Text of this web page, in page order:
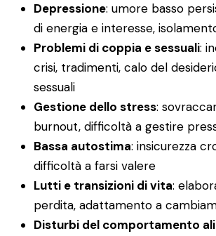
Depressione: umore basso
di energia e interesse,
Problemi di coppia e sessuali:
crisi, tradimenti, calo del
sessuali
Gestione dello stress:
burnout, difficoltà a gestire
Bassa autostima: insicurezza
difficoltà a farsi valere
Lutti e transizioni di vita:
perdita, adattamento a
Disturbi del comportamento